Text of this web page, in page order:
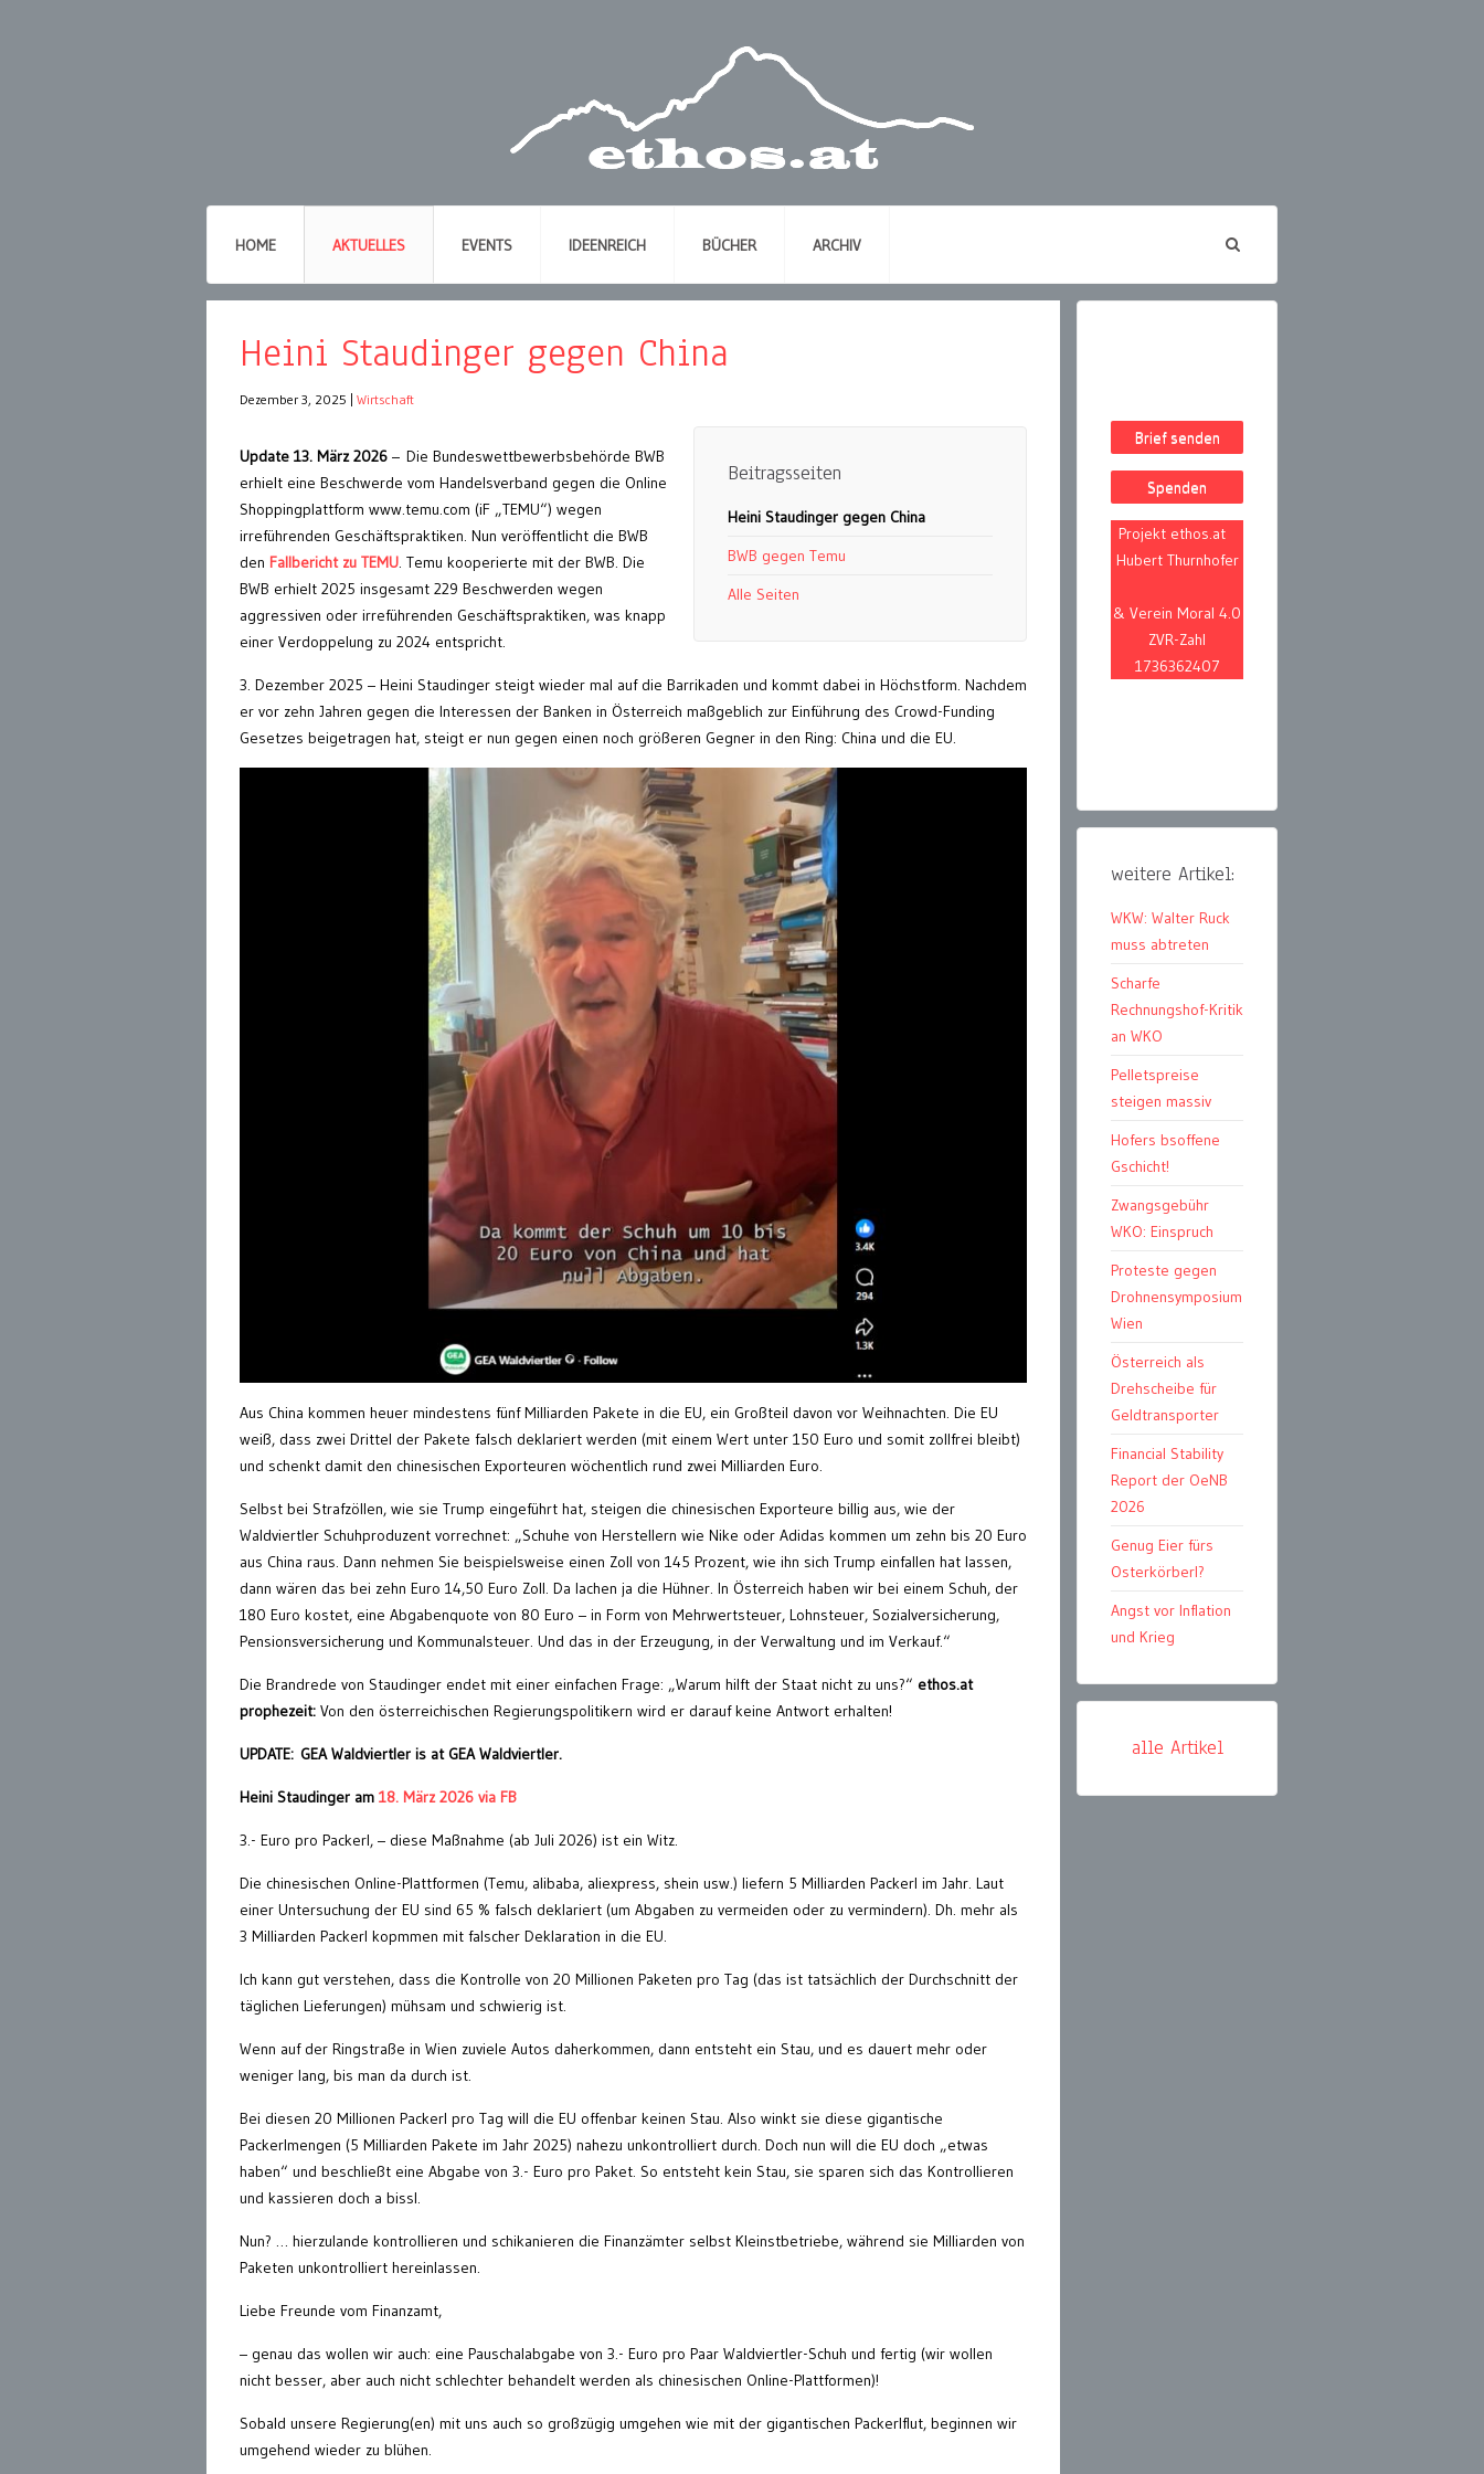
HOME AKTUELLES EVENTS IDEENREICH BÜCHER ARCHIV
Heini Staudinger gegen China
Dezember 3, 2025 Wirtschaft
Beitragsseiten
Heini Staudinger gegen China
BWB gegen Temu
Alle Seiten
Update 13. März 2026 – Die Bundeswettbewerbsbehörde BWB
erhielt eine Beschwerde vom Handelsverband gegen die Online
Shoppingplattform www.temu.com (iF „TEMU“) wegen
irreführenden Geschäftspraktiken. Nun veröffentlicht die BWB
den Fallbericht zu TEMU. Temu kooperierte mit der BWB. Die
BWB erhielt 2025 insgesamt 229 Beschwerden wegen
aggressiven oder irreführenden Geschäftspraktiken, was knapp
einer Verdoppelung zu 2024 entspricht.
3. Dezember 2025 – Heini Staudinger steigt wieder mal auf die Barrikaden und kommt dabei in Höchstform. Nachdem
er vor zehn Jahren gegen die Interessen der Banken in Österreich maßgeblich zur Einführung des Crowd-Funding
Gesetzes beigetragen hat, steigt er nun gegen einen noch größeren Gegner in den Ring: China und die EU.
Aus China kommen heuer mindestens fünf Milliarden Pakete in die EU, ein Großteil davon vor Weihnachten. Die EU
weiß, dass zwei Drittel der Pakete falsch deklariert werden (mit einem Wert unter 150 Euro und somit zollfrei bleibt)
und schenkt damit den chinesischen Exporteuren wöchentlich rund zwei Milliarden Euro.
Selbst bei Strafzöllen, wie sie Trump eingeführt hat, steigen die chinesischen Exporteure billig aus, wie der
Waldviertler Schuhproduzent vorrechnet: „Schuhe von Herstellern wie Nike oder Adidas kommen um zehn bis 20 Euro
aus China raus. Dann nehmen Sie beispielsweise einen Zoll von 145 Prozent, wie ihn sich Trump einfallen hat lassen,
dann wären das bei zehn Euro 14,50 Euro Zoll. Da lachen ja die Hühner. In Österreich haben wir bei einem Schuh, der
180 Euro kostet, eine Abgabenquote von 80 Euro – in Form von Mehrwertsteuer, Lohnsteuer, Sozialversicherung,
Pensionsversicherung und Kommunalsteuer. Und das in der Erzeugung, in der Verwaltung und im Verkauf.“
Die Brandrede von Staudinger endet mit einer einfachen Frage: „Warum hilft der Staat nicht zu uns?“ ethos.at
prophezeit: Von den österreichischen Regierungspolitikern wird er darauf keine Antwort erhalten!
UPDATE: GEA Waldviertler is at GEA Waldviertler.
Heini Staudinger am 18. März 2026 via FB
3.- Euro pro Packerl, – diese Maßnahme (ab Juli 2026) ist ein Witz.
Die chinesischen Online-Plattformen (Temu, alibaba, aliexpress, shein usw.) liefern 5 Milliarden Packerl im Jahr. Laut
einer Untersuchung der EU sind 65 % falsch deklariert (um Abgaben zu vermeiden oder zu vermindern). Dh. mehr als
3 Milliarden Packerl kopmmen mit falscher Deklaration in die EU.
Ich kann gut verstehen, dass die Kontrolle von 20 Millionen Paketen pro Tag (das ist tatsächlich der Durchschnitt der
täglichen Lieferungen) mühsam und schwierig ist.
Wenn auf der Ringstraße in Wien zuviele Autos daherkommen, dann entsteht ein Stau, und es dauert mehr oder
weniger lang, bis man da durch ist.
Bei diesen 20 Millionen Packerl pro Tag will die EU offenbar keinen Stau. Also winkt sie diese gigantische
Packerlmengen (5 Milliarden Pakete im Jahr 2025) nahezu unkontrolliert durch. Doch nun will die EU doch „etwas
haben“ und beschließt eine Abgabe von 3.- Euro pro Paket. So entsteht kein Stau, sie sparen sich das Kontrollieren
und kassieren doch a bissl.
Nun? … hierzulande kontrollieren und schikanieren die Finanzämter selbst Kleinstbetriebe, während sie Milliarden von
Paketen unkontrolliert hereinlassen.
Liebe Freunde vom Finanzamt,
– genau das wollen wir auch: eine Pauschalabgabe von 3.- Euro pro Paar Waldviertler-Schuh und fertig (wir wollen
nicht besser, aber auch nicht schlechter behandelt werden als chinesischen Online-Plattformen)!
Sobald unsere Regierung(en) mit uns auch so großzügig umgehen wie mit der gigantischen Packerlflut, beginnen wir
umgehend wieder zu blühen.
Brief senden
Spenden
Projekt ethos.at
Hubert Thurnhofer
& Verein Moral 4.0
ZVR-Zahl
1736362407
weitere Artikel:
WKW: Walter Ruck
muss abtreten
Scharfe
Rechnungshof-Kritik
an WKO
Pelletspreise
steigen massiv
Hofers bsoffene
Gschicht!
Zwangsgebühr
WKO: Einspruch
Proteste gegen
Drohnensymposium
Wien
Österreich als
Drehscheibe für
Geldtransporter
Financial Stability
Report der OeNB
2026
Genug Eier fürs
Osterkörberl?
Angst vor Inflation
und Krieg
alle Artikel